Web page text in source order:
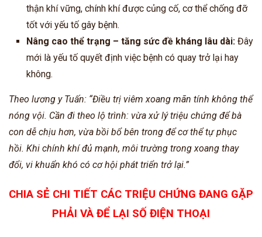
thận khí vững, chính khí được củng cố, cơ thể chống đỡ
tốt với yếu tố gây bệnh.
Nâng cao thể trạng – tăng sức đề kháng lâu dài: Đây
mới là yếu tố quyết định việc bệnh có quay trở lại hay
không.
Theo lương y Tuấn: “Điều trị viêm xoang mãn tính không thể
nóng vội. Cần đi theo lộ trình: vừa xử lý triệu chứng để bà
con dễ chịu hơn, vừa bồi bổ bên trong để cơ thể tự phục
hồi. Khi chính khí đủ mạnh, môi trường trong xoang thay
đổi, vi khuẩn khó có cơ hội phát triển trở lại.”
CHIA SẺ CHI TIẾT CÁC TRIỆU CHỨNG ĐANG GẶP
PHẢI VÀ ĐỂ LẠI SỐ ĐIỆN THOẠI